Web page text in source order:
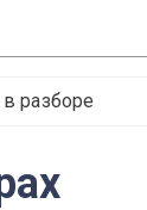
разборе